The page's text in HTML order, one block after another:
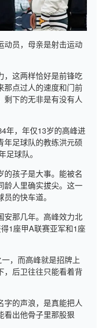
动员，母亲是射击运动
，这两样恰好是前锋吃
那点过人的速度和门前
剩下的无非是有没有人
年，年仅13岁的高峰进
年足球队的教练洪元硕
足球队。
的孩子是大事。能被名
龄人里确实拔尖。这一
的快车道。
安那几年。高峰效力北
1座甲A联赛亚军和1座
，而高峰就是招牌上
，后卫往往只能看着背
字的声浪，是真能把人
看出他骨子里那股狠